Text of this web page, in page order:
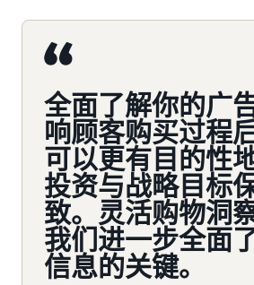
全面了解你的广
响顾客购买过程
可以更有目的性
投资与战略目标
致。灵活购物洞
我们进一步全面
信息的关键。